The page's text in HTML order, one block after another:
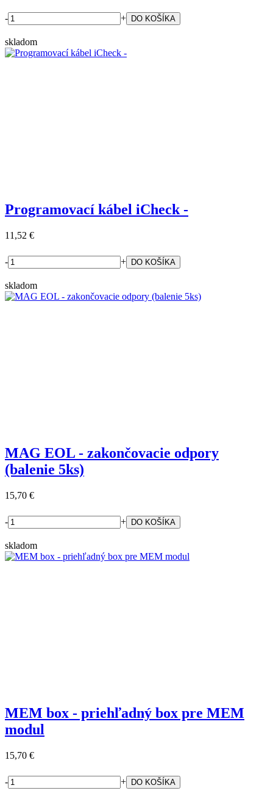
- +
skladom
Programovací kábel iCheck -
11,52 €
- +
skladom
MAG EOL - zakončovacie odpory
(balenie 5ks)
15,70 €
- +
skladom
MEM box - priehľadný box pre MEM
modul
15,70 €
- +